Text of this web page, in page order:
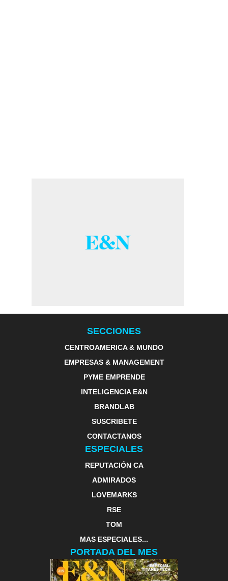
SECCIONES
CENTROAMERICA & MUNDO
EMPRESAS & MANAGEMENT
PYME EMPRENDE
INTELIGENCIA E&N
BRANDLAB
SUSCRIBETE
CONTACTANOS
ESPECIALES
REPUTACIÓN CA
ADMIRADOS
LOVEMARKS
RSE
TOM
MAS ESPECIALES...
PORTADA DEL MES